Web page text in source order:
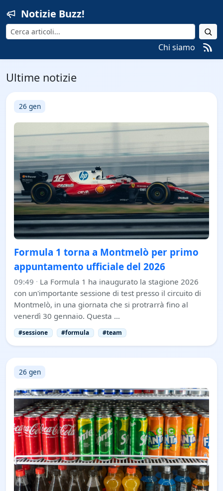
Notizie Buzz!
Cerca
Chi siamo
Ultime notizie
26 gen
Formula 1 torna a Montmelò per primo
appuntamento ufficiale del 2026
09:49 · La Formula 1 ha inaugurato la stagione 2026
con un'importante sessione di test presso il circuito di
Montmelò, in una giornata che si protrarrà fino al
venerdì 30 gennaio. Questa …
#sessione #formula #team
26 gen